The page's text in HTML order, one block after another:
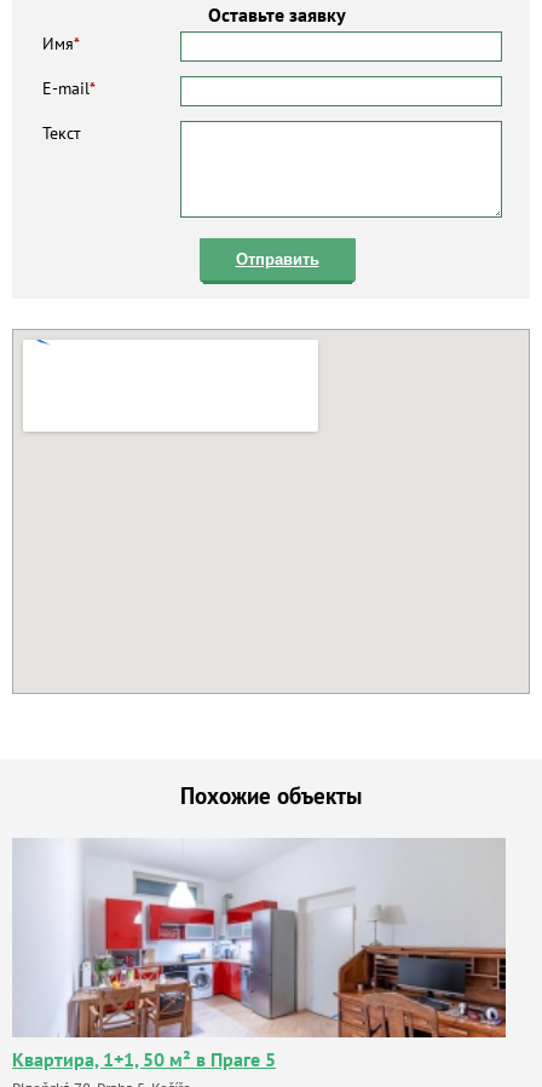
Оставьте заявку
Имя*
E-mail*
Текст
Отправить
Похожие объекты
Квартира, 1+1, 50 м² в Праге 5